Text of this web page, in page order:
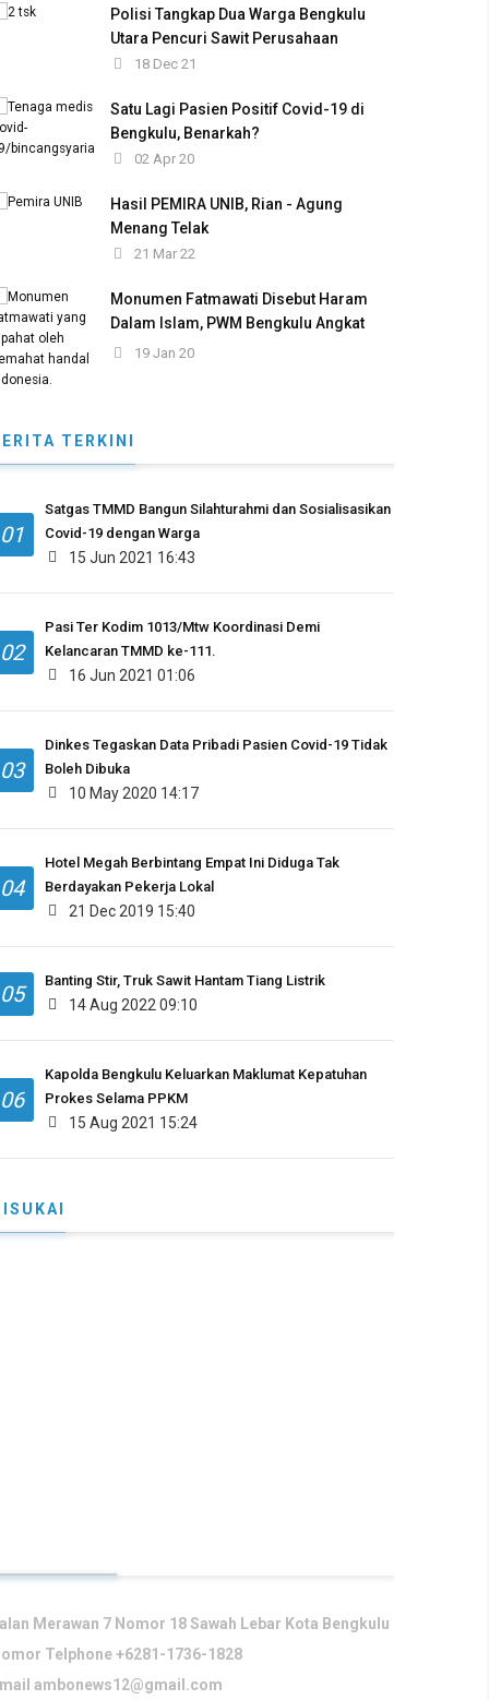
Polisi Tangkap Dua Warga Bengkulu
Utara Pencuri Sawit Perusahaan
18 Dec 21
Satu Lagi Pasien Positif Covid-19 di
Bengkulu, Benarkah?
02 Apr 20
Hasil PEMIRA UNIB, Rian - Agung
Menang Telak
21 Mar 22
Monumen Fatmawati Disebut Haram
Dalam Islam, PWM Bengkulu Angkat
Bicara19 Jan 20
TERKINI
01
Satgas TMMD Bangun Silahturahmi dan Sosialisasikan
Covid-19 dengan Warga
15 Jun 2021 16:43
02
Pasi Ter Kodim 1013/Mtw Koordinasi Demi
Kelancaran TMMD ke-111.
16 Jun 2021 01:06
03
Dinkes Tegaskan Data Pribadi Pasien Covid-19 Tidak
Boleh Dibuka
10 May 2020 14:17
04
Hotel Megah Berbintang Empat Ini Diduga Tak
Berdayakan Pekerja Lokal
21 Dec 2019 15:40
05 Banting Stir, Truk Sawit Hantam Tiang Listrik
14 Aug 2022 09:10
06
Kapolda Bengkulu Keluarkan Maklumat Kepatuhan
Prokes Selama PPKM
15 Aug 2021 15:24
Merawan 7 Nomor 18 Sawah Lebar Kota Bengkulu
Telphone +6281-1736-1828
ambonews12@gmail.com